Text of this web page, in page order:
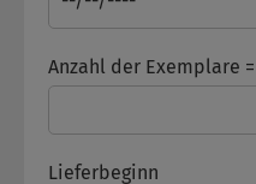
Anzahl der Exemplare =
Lieferbeginn